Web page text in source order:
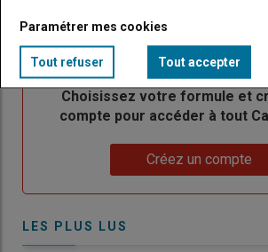
Sous-
Vous n'êtes pas abonné(e)
TITRE CRÉEZ UN COMPTE
BodyChoisissez votre formule et
compte pour accéder à tout
Créez un compte
LES PLUS LUS
Paramétrer mes cookies
Tout refuser Tout accepter